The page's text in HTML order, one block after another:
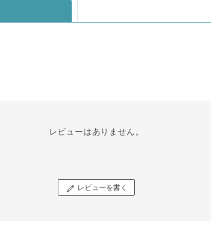
レビューはありません。
レビューを書く